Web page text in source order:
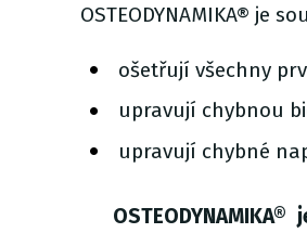
OSTEODYNAMIKA® je
ošetřují všechny
upravují chybnou
upravují chybné